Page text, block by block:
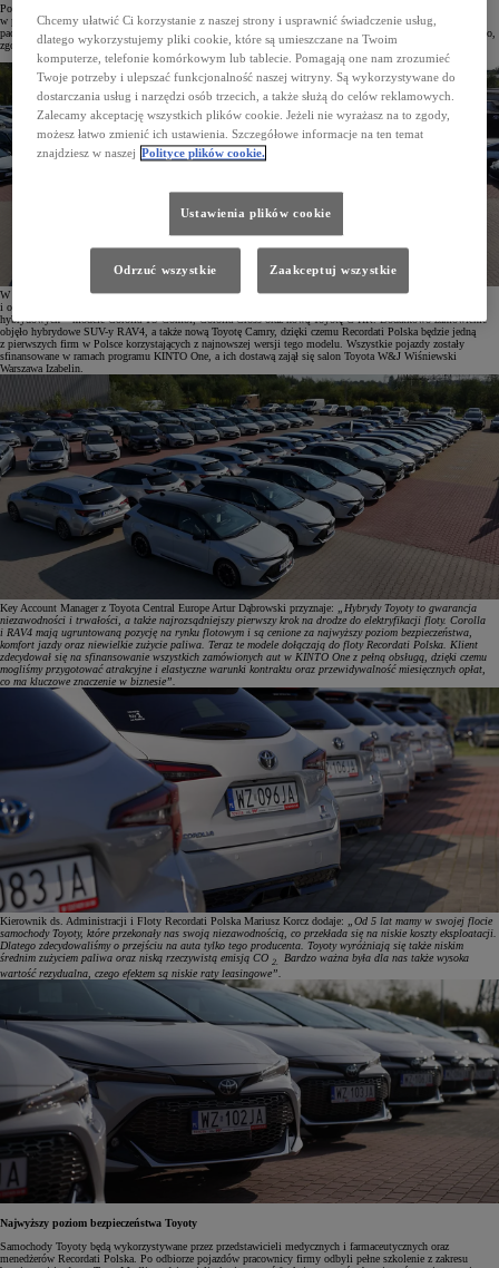
Posiadająca ponad stuletnią tradycję międzynarodowa grupa farmaceutyczna Recordati specjalizuje się
w produkcji leków Rx, OTC oraz suplementów diety. Ta dynamicznie rozwijająca się firma dostarcza
pacjentom bezpieczne produkty wysokiej jakości, jednocześnie dbając o swoich pracowników oraz środowisko,
zgodnie z zasadami zrównoważonego rozwoju.
W ramach modernizacji floty Recordati Polska włączyła do użytku 101 nowoczesnych, bezpiecznych
i oszczędnych hybryd Toyoty. Pracownicy firmy otrzymali samochody z najnowszą, piątą generacją układów
hybrydowych – modele Corolla TS Combi, Corolla Cross oraz nową Toyotę C-HR. Dodatkowo zamówienie
objęło hybrydowe SUV-y RAV4, a także nową Toyotę Camry, dzięki czemu Recordati Polska będzie jedną
z pierwszych firm w Polsce korzystających z najnowszej wersji tego modelu. Wszystkie pojazdy zostały
sfinansowane w ramach programu KINTO One, a ich dostawą zajął się salon Toyota W&J Wiśniewski
Warszawa Izabelin.
Key Account Manager z Toyota Central Europe Artur Dąbrowski przyznaje:
„Hybrydy Toyoty to gwarancja
niezawodności i trwałości, a także najrozsądniejszy pierwszy krok na drodze do elektryfikacji floty. Corolla
i RAV4 mają ugruntowaną pozycję na rynku flotowym i są cenione za najwyższy poziom bezpieczeństwa,
komfort jazdy oraz niewielkie zużycie paliwa. Teraz te modele dołączają do floty Recordati Polska. Klient
zdecydował się na sfinansowanie wszystkich zamówionych aut w KINTO One z pełną obsługą, dzięki czemu
mogliśmy przygotować atrakcyjne i elastyczne warunki kontraktu oraz przewidywalność miesięcznych opłat,
co ma kluczowe znaczenie w biznesie”.
Kierownik ds. Administracji i Floty Recordati Polska Mariusz Korcz dodaje: „Od 5 lat mamy w swojej flocie
samochody Toyoty, które przekonały nas swoją niezawodnością, co przekłada się na niskie koszty eksploatacji.
Dlatego zdecydowaliśmy o przejściu na auta tylko tego producenta. Toyoty wyróżniają się także niskim
średnim zużyciem paliwa oraz niską rzeczywistą emisją CO 2.
Bardzo ważna była dla nas także wysoka
wartość rezydualna, czego efektem są niskie raty leasingowe”.
Najwyższy poziom bezpieczeństwa Toyoty
Samochody Toyoty będą wykorzystywane przez przedstawicieli medycznych i farmaceutycznych oraz
menedżerów Recordati Polska. Po odbiorze pojazdów pracownicy firmy odbyli pełne szkolenie z zakresu
Chcemy ułatwić Ci korzystanie z naszej strony i usprawnić świadczenie usług,
dlatego wykorzystujemy pliki cookie, które są umieszczane na Twoim
komputerze, telefonie komórkowym lub tablecie. Pomagają one nam zrozumieć
Twoje potrzeby i ulepszać funkcjonalność naszej witryny. Są wykorzystywane do
dostarczania usług i narzędzi osób trzecich, a także służą do celów reklamowych.
Zalecamy akceptację wszystkich plików cookie. Jeżeli nie wyrażasz na to zgody,
możesz łatwo zmienić ich ustawienia. Szczegółowe informacje na ten temat
znajdziesz w naszej Polityce plików cookie.
Ustawienia plików cookie
Odrzuć wszystkie Zaakceptuj wszystkie